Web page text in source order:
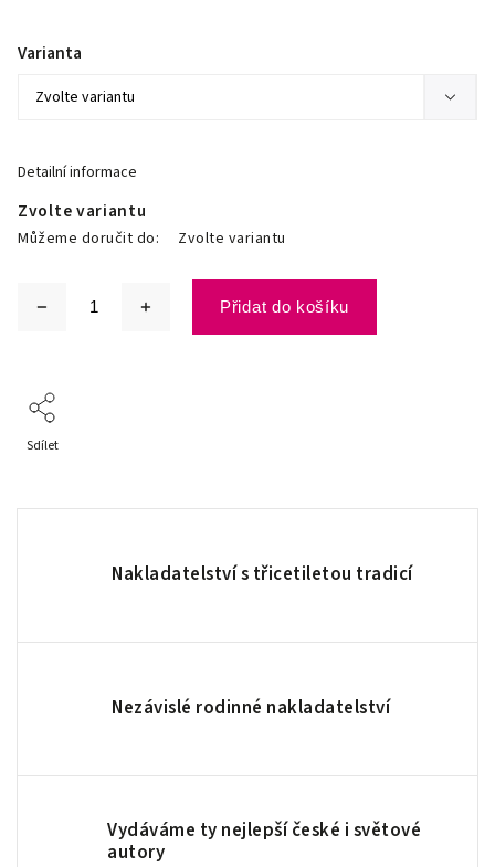
Zvolte variantu
Můžeme doručit do: Zvolte variantu
Varianta
Přidat do košíku
Detailní informace
Sdílet
Nakladatelství s třicetiletou tradicí
Nezávislé rodinné nakladatelství
Vydáváme ty nejlepší české i světové
autory